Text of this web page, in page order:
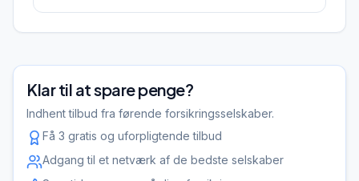
Klar til at spare penge?
Indhent tilbud fra førende forsikringsselskaber.
Få 3 gratis og uforpligtende tilbud
Adgang til et netværk af de bedste selskaber